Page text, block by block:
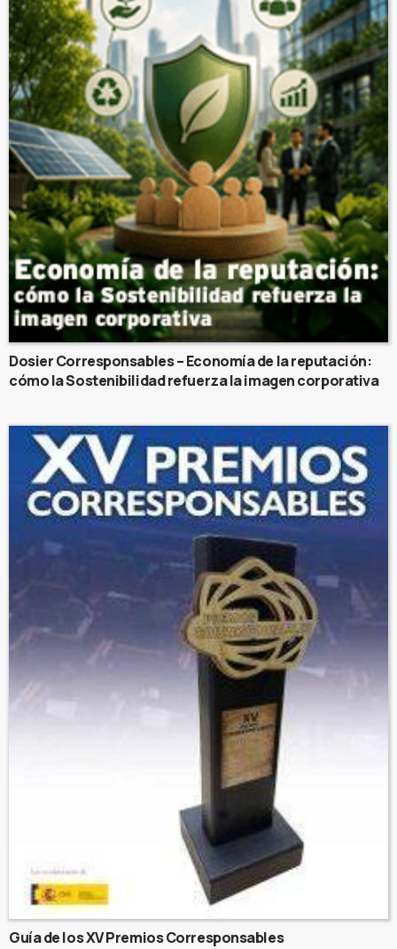
Dosier Corresponsables – Economía de la reputación:
cómo la Sostenibilidad refuerza la imagen corporativa
Guía de los XV Premios Corresponsables